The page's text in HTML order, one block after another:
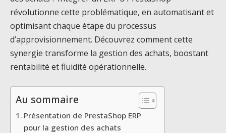
révolutionne cette problématique, en automatisant et
optimisant chaque étape du processus
d’approvisionnement. Découvrez comment cette
synergie transforme la gestion des achats, boostant
rentabilité et fluidité opérationnelle.
Au sommaire
Présentation de PrestaShop ERP
pour la gestion des achats